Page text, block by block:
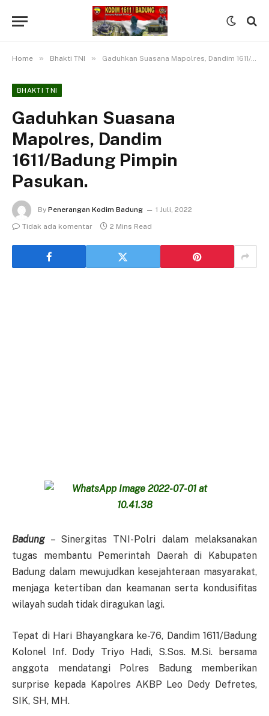
Home » Bhakti TNI » Gaduhkan Suasana Mapolres, Dandim 1611/Badung Pimpin Pasukan.
BHAKTI TNI
Gaduhkan Suasana
Mapolres, Dandim
1611/Badung Pimpin
Pasukan.
By Penerangan Kodim Badung
1 Juli, 2022
Tidak ada komentar
2 Mins Read
Badung – Sinergitas TNI-Polri dalam melaksanakan
tugas membantu Pemerintah Daerah di Kabupaten
Badung dalam mewujudkan kesejahteraan masyarakat,
menjaga ketertiban dan keamanan serta kondusifitas
wilayah sudah tidak diragukan lagi.
Tepat di Hari Bhayangkara ke-76, Dandim 1611/Badung
Kolonel Inf. Dody Triyo Hadi, S.Sos. M.Si. bersama
anggota mendatangi Polres Badung memberikan
surprise kepada Kapolres AKBP Leo Dedy Defretes,
SIK, SH, MH.